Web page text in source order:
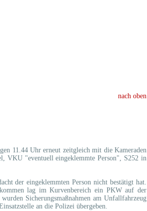
nach oben
11.44 Uhr erneut zeitgleich mit die Kameraden
VKU "eventuell eingeklemmte Person", S252 in
der eingeklemmten Person nicht bestätigt hat.
lag im Kurvenbereich ein PKW auf der
Sicherungsmaßnahmen am Unfallfahrzeug
an die Polizei übergeben.